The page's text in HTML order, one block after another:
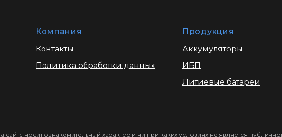
Компания
Контакты
Политика обработки данных
Продукция
Аккумуляторы
ИБП
Литиевые батареи
носит ознакомительный характер и ни при каких условиях не является